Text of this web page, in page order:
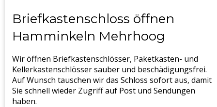
Briefkastenschloss öffnen
Hamminkeln Mehrhoog
Wir öffnen Briefkastenschlösser, Paketkasten- und
Kellerkastenschlösser sauber und beschädigungsfrei.
Auf Wunsch tauschen wir das Schloss sofort aus, damit
Sie schnell wieder Zugriff auf Post und Sendungen
haben.